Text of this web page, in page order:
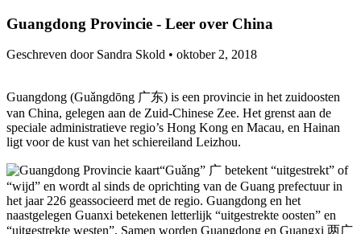
Guangdong Provincie - Leer over China
Geschreven door Sandra Skold • oktober 2, 2018
Guangdong (Guǎngdōng 广东) is een provincie in het zuidoosten
van China, gelegen aan de Zuid-Chinese Zee. Het grenst aan de
speciale administratieve regio’s Hong Kong en Macau, en Hainan
ligt voor de kust van het schiereiland Leizhou.
“Guǎng” 广 betekent “uitgestrekt” of
“wijd” en wordt al sinds de oprichting van de Guang prefectuur in
het jaar 226 geassocieerd met de regio. Guangdong en het
naastgelegen Guanxi betekenen letterlijk “uitgestrekte oosten” en
“uitgestrekte westen”. Samen worden Guangdong en Guangxi 两广